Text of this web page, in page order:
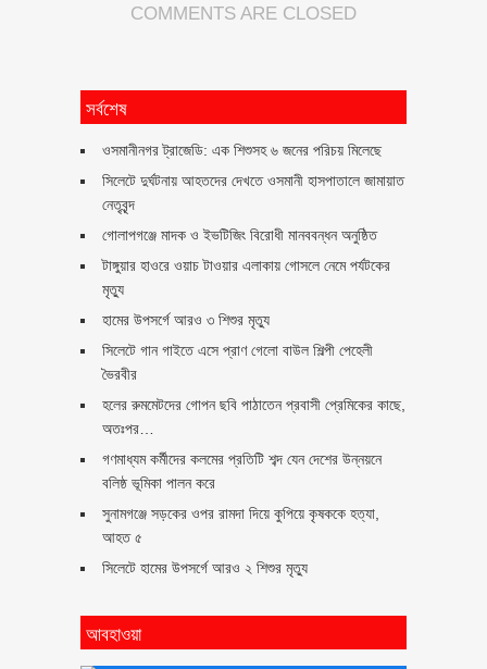
COMMENTS ARE CLOSED
সর্বশেষ
ওসমানীনগর ট্রাজেডি: এক শিশুসহ ৬ জনের পরিচয় মিলেছে
সিলেটে দুর্ঘটনায় আহতদের দেখতে ওসমানী হাসপাতালে জামায়াত
নেতৃবৃন্দ
গোলাপগঞ্জে মাদক ও ইভটিজিং বিরোধী মানববন্ধন অনুষ্ঠিত
টাঙ্গুয়ার হাওরে ওয়াচ টাওয়ার এলাকায় গোসলে নেমে পর্যটকের
মৃত্যু
হামের উপসর্গে আরও ৩ শিশুর মৃত্যু
সিলেটে গান গাইতে এসে প্রাণ গেলো বাউল শিল্পী পেহেলী
ভৈরবীর
হলের রুমমেটদের গোপন ছবি পাঠাতেন প্রবাসী প্রেমিকের কাছে,
অতঃপর…
গণমাধ্যম কর্মীদের কলমের প্রতিটি শব্দ যেন দেশের উন্নয়নে
বলিষ্ঠ ভূমিকা পালন করে
সুনামগঞ্জে সড়কের ওপর রামদা দিয়ে কুপিয়ে কৃষককে হত্যা,
আহত ৫
সিলেটে হামের উপসর্গে আরও ২ শিশুর মৃত্যু
আবহাওয়া